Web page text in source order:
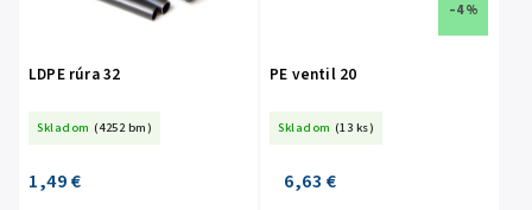
LDPE rúra 32
Skladom (4252 bm)
1,49 €
–4 %
PE ventil 20
Skladom (13 ks)
6,63 €